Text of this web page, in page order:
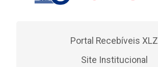
Portal Recebíveis XLZ
Site Institucional